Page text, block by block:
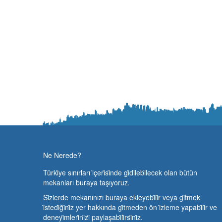
Ne Nerede?
Türki̇ye sınırları i̇çeri̇si̇nde gi̇di̇lebi̇lecek olan bütün
mekanları buraya taşıyoruz.
Si̇zlerde mekanınızı buraya ekleyebi̇li̇r veya gi̇tmek
i̇stedi̇ği̇ni̇z yer hakkında gi̇tmeden ön i̇zleme yapabi̇li̇r ve
deneyi̇mleri̇ni̇zi̇ paylaşabi̇li̇rsi̇ni̇z.